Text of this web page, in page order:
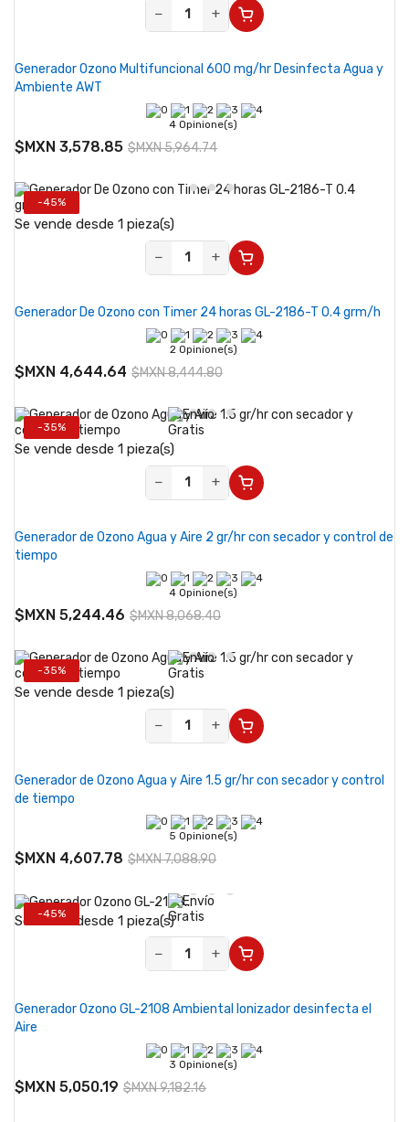
− +
Generador Ozono Multifuncional 600 mg/hr Desinfecta Agua y
Ambiente AWT
4 Opinione(s)
$MXN 3,578.85 $MXN 5,964.74
-45%
Se vende desde 1 pieza(s)
−
+
Generador De Ozono con Timer 24 horas GL-2186-T 0.4 grm/h
2 Opinione(s)
$MXN 4,644.64 $MXN 8,444.80
-35%
Se vende desde 1 pieza(s)
−
+
Generador de Ozono Agua y Aire 2 gr/hr con secador y control de
tiempo
4 Opinione(s)
$MXN 5,244.46 $MXN 8,068.40
-35%
Se vende desde 1 pieza(s)
−
+
Generador de Ozono Agua y Aire 1.5 gr/hr con secador y control
de tiempo
5 Opinione(s)
$MXN 4,607.78 $MXN 7,088.90
-45%
Se vende desde 1 pieza(s)
−
+
Generador Ozono GL-2108 Ambiental Ionizador desinfecta el
Aire
3 Opinione(s)
$MXN 5,050.19 $MXN 9,182.16